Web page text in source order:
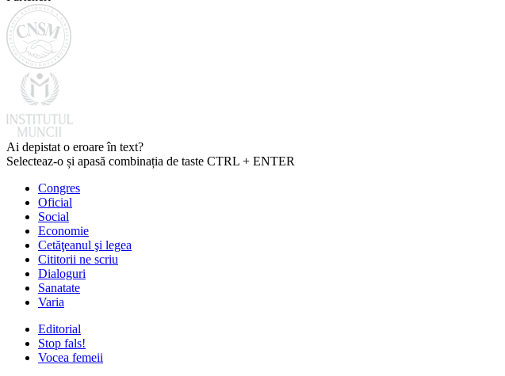
Ai depistat o eroare în text?
Selecteaz-o și apasă combinația de taste CTRL + ENTER
Congres
Oficial
Social
Economie
Cetăţeanul şi legea
Cititorii ne scriu
Dialoguri
Sanatate
Varia
Editorial
Stop fals!
Vocea femeii